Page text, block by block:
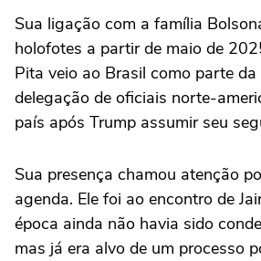
Sua ligação com a família
holofotes a partir de maio de
Pita veio ao Brasil como parte da
delegação de oficiais norte-
país após Trump assumir seu
Sua presença chamou atenção
agenda. Ele foi ao encontro de
época ainda não havia sido
mas já era alvo de um processo